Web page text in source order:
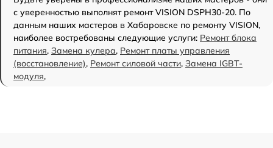
с уверенностью выполнят ремонт VISION DSPH30-20. По
данным наших мастеров в Хабаровске по ремонту VISION,
наиболее востребованы следующие услуги: Ремонт блока
питания, Замена кулера, Ремонт платы управления
(восстановление), Ремонт силовой части, Замена IGBT-
модуля,